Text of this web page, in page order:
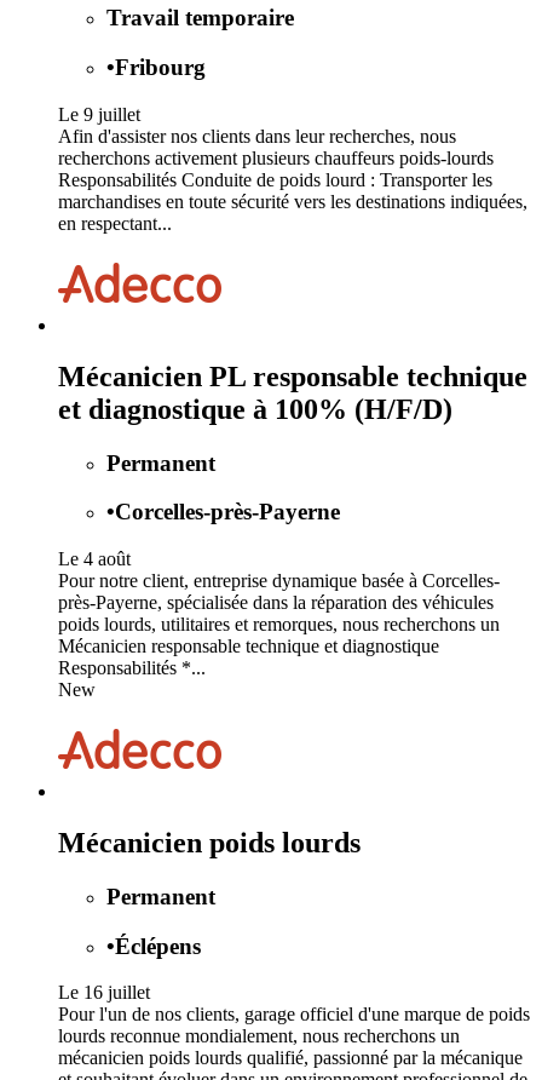
Travail temporaire
•Fribourg
Le 9 juillet
Afin d'assister nos clients dans leur recherches, nous
recherchons activement plusieurs chauffeurs poids-lourds
Responsabilités Conduite de poids lourd : Transporter les
marchandises en toute sécurité vers les destinations indiquées,
en respectant...
Mécanicien PL responsable technique
et diagnostique à 100% (H/F/D)
Permanent
•Corcelles-près-Payerne
Le 4 août
Pour notre client, entreprise dynamique basée à Corcelles-
près-Payerne, spécialisée dans la réparation des véhicules
poids lourds, utilitaires et remorques, nous recherchons un
Mécanicien responsable technique et diagnostique
Responsabilités *...
New
Mécanicien poids lourds
Permanent
•Éclépens
Le 16 juillet
Pour l'un de nos clients, garage officiel d'une marque de poids
lourds reconnue mondialement, nous recherchons un
mécanicien poids lourds qualifié, passionné par la mécanique